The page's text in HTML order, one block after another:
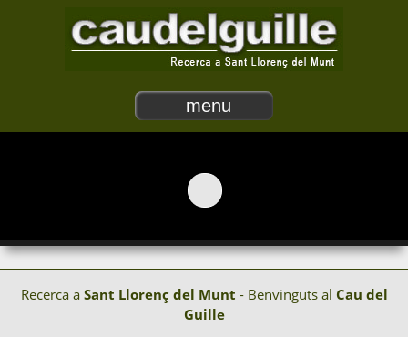
menu
Recerca a Sant Llorenç del Munt - Benvinguts al Cau del
Guille